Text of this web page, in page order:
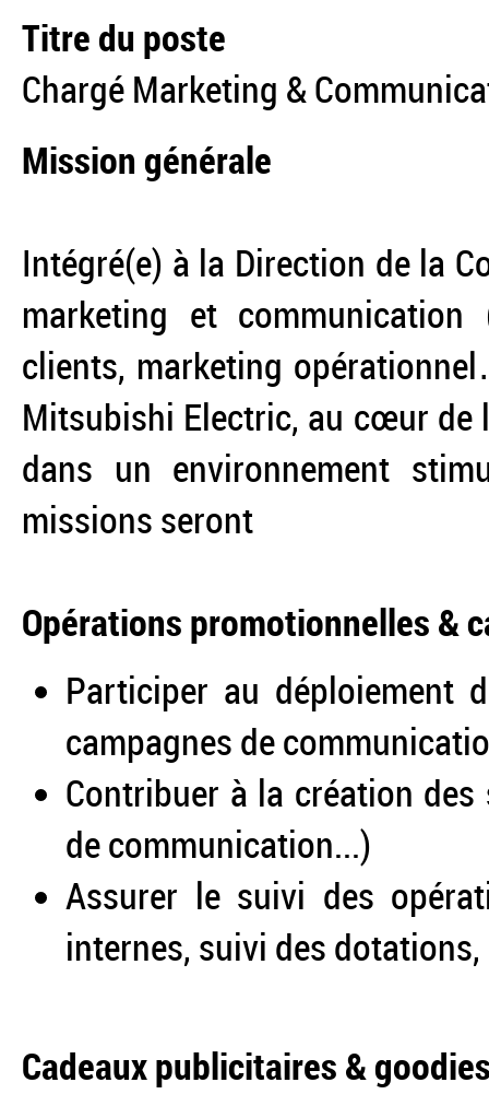
Titre du poste
Chargé Marketing &
Mission générale
Intégré(e) à la Direction de la
marketing et communication
clients, marketing
Mitsubishi Electric, au cœur de
dans un environnement
missions seront
Opérations promotionnelles &
Participer au déploiement
campagnes de
Contribuer à la création
de communication...)
Assurer le suivi des
internes, suivi des
Cadeaux publicitaires &